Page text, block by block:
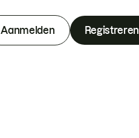
Aanmelden Registreren